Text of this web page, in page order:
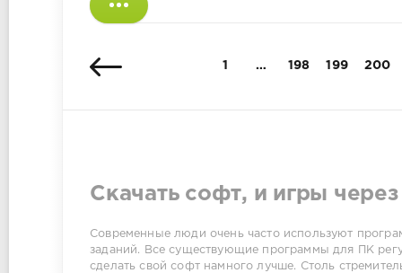
1 … 198 199 200
Скачать софт, и игры
Современные люди очень часто используют
заданий. Все существующие программы для ПК
сделать свой софт намного лучше. Столь